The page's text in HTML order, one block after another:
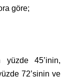
göre;
yüzde 45’inin,
72’sinin ve